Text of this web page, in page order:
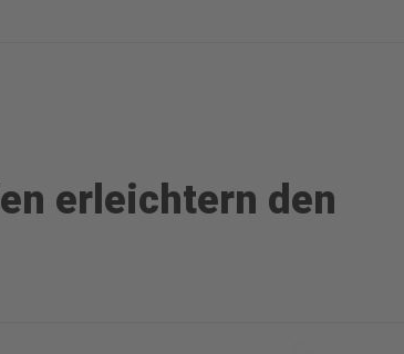
erleichtern den